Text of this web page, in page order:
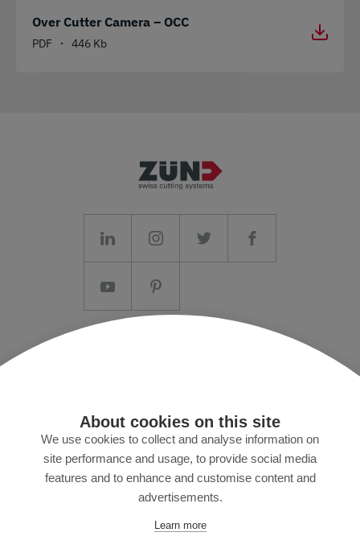
About cookies on this site
We use cookies to collect and analyse information on
site performance and usage, to provide social media
features and to enhance and customise content and
advertisements.
Learn more
Over Cutter Camera – OCC
PDF • 446 Kb
Aviso legal/Términos y condiciones generales
MyZund
Suscríbase a nuestro boletín